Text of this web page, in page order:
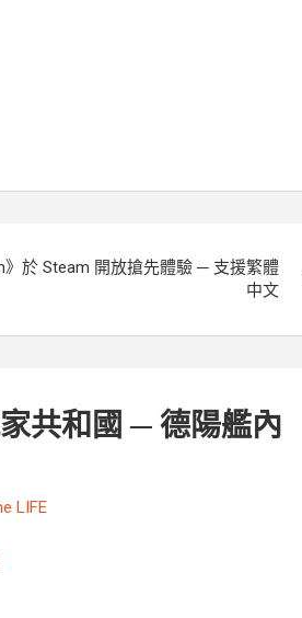
》於 Steam 開放搶先體驗 ─ 支援繁體
中文
共和國 ─ 德陽艦內
LIFE